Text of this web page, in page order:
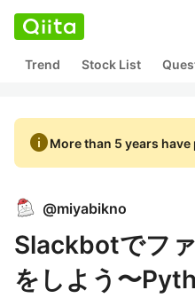
Trend Stock List
infoMore than 5 years
@miyabikno
Slackbotでフ
をしよう〜